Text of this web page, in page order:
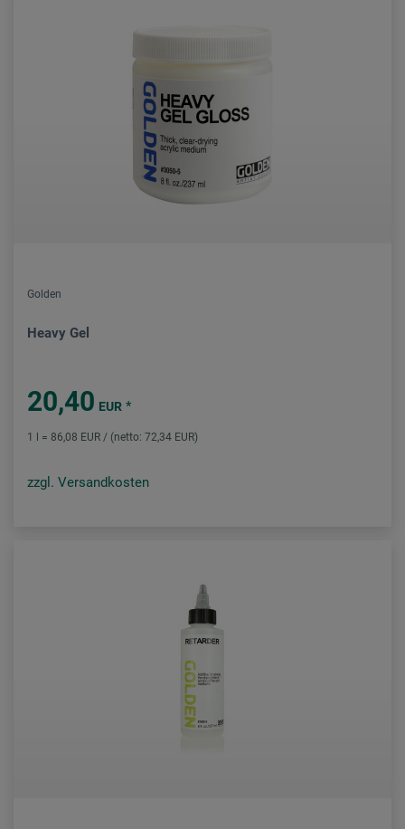
Golden
Heavy Gel
20,40 EUR *
1 l = 86,08 EUR / (netto: 72,34 EUR)
zzgl. Versandkosten